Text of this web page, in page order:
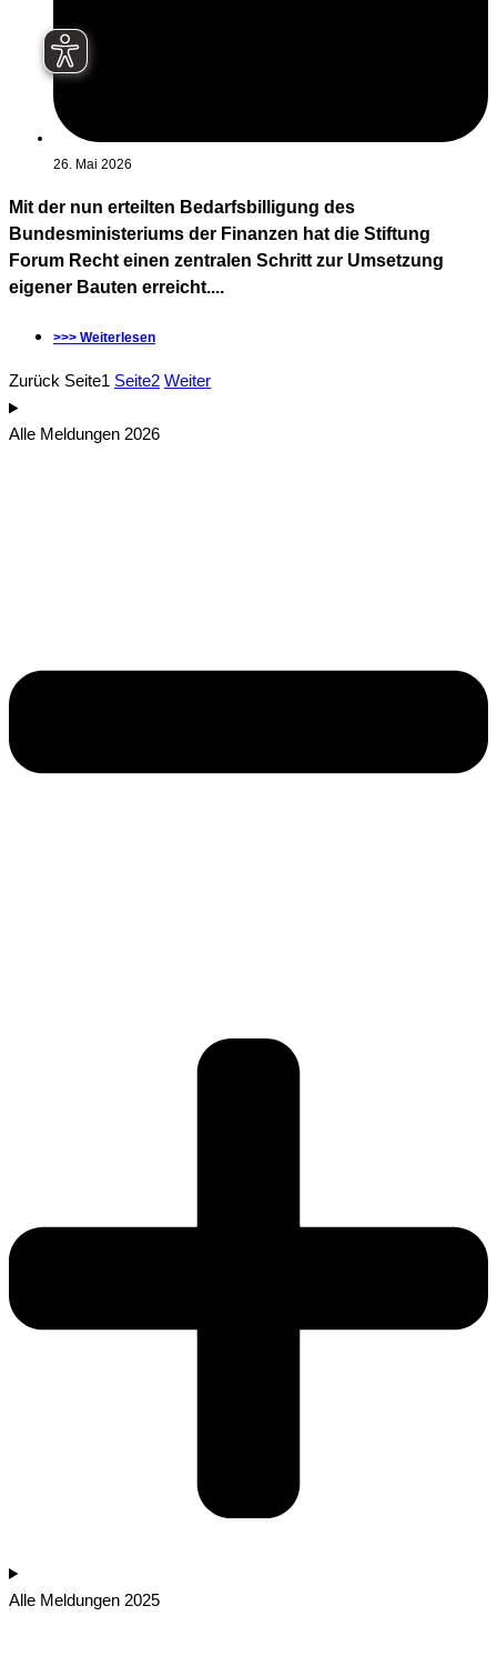
26. Mai 2026
Mit der nun erteilten Bedarfsbilligung des
Bundesministeriums der Finanzen hat die Stiftung
Forum Recht einen zentralen Schritt zur Umsetzung
eigener Bauten erreicht....
>>> Weiterlesen
Zurück Seite1 Seite2 Weiter
Alle Meldungen 2026
Alle Meldungen 2025